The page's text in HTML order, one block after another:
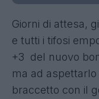
Giorni di attesa,
e tutti i tifosi
+3 del nuovo
ma ad
braccetto con il